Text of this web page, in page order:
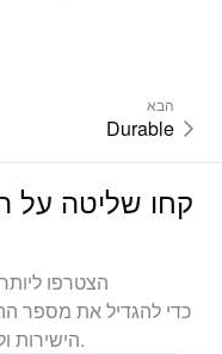
הבא
Durable
קחו שליטה על
הישירות ולבנות קשרים חזקים יותר עם האורחים.